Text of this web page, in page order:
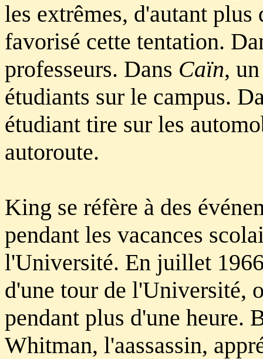
les extrêmes, d'autant plus
favorisé cette tentation.
professeurs. Dans Caïn,
étudiants sur le campus.
étudiant tire sur les
autoroute.
King se réfère à des
pendant les vacances
l'Université. En juillet
d'une tour de l'Université,
pendant plus d'une heure.
Whitman, l'aassassin,